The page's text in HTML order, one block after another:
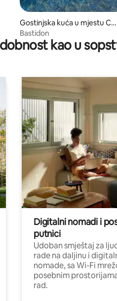
Gostinjska kuća u mjestu Cey
reste
Bastidon
kao u
Digitalni nomadi i
putnici
Udoban smještaj za
rade na daljinu i
nomade, sa Wi-Fi
posebnim
rad.